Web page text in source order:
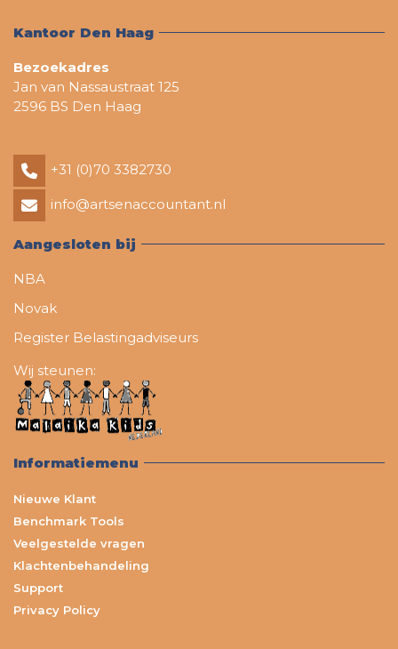
Kantoor Den Haag
Bezoekadres
Jan van Nassaustraat 125
2596 BS Den Haag
+31 (0)70 3382730
info@artsenaccountant.nl
Aangesloten bij
NBA
Novak
Register Belastingadviseurs
Wij steunen:
Informatiemenu
Nieuwe Klant
Benchmark Tools
Veelgestelde vragen
Klachtenbehandeling
Support
Privacy Policy